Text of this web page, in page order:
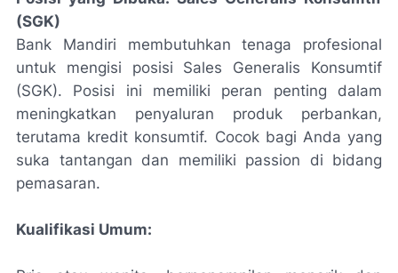
(SGK)
Bank Mandiri membutuhkan tenaga profesional
untuk mengisi posisi Sales Generalis Konsumtif
(SGK). Posisi ini memiliki peran penting dalam
meningkatkan penyaluran produk perbankan,
terutama kredit konsumtif. Cocok bagi Anda yang
suka tantangan dan memiliki passion di bidang
pemasaran.
Kualifikasi Umum: